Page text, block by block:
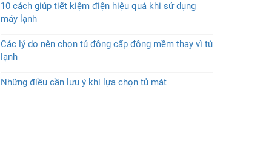
10 cách giúp tiết kiệm điện hiệu quả khi sử dụng
máy lạnh
Các lý do nên chọn tủ đông cấp đông mềm thay vì tủ
lạnh
Những điều cần lưu ý khi lựa chọn tủ mát